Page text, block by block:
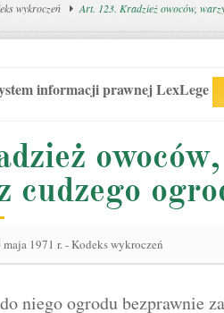
wykroczeń Art. 123. Kradzież owoców,
informacji prawnej LexLege
cudzego
1971 r. - Kodeks wykroczeń
niego ogrodu bezprawnie